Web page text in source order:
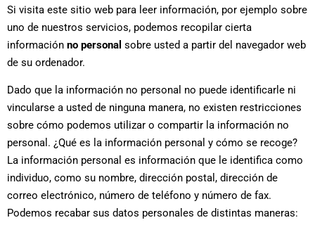
Si visita este sitio web para leer información, por ejemplo sobre
uno de nuestros servicios, podemos recopilar cierta
información no personal sobre usted a partir del navegador web
de su ordenador.
Dado que la información no personal no puede identificarle ni
vincularse a usted de ninguna manera, no existen restricciones
sobre cómo podemos utilizar o compartir la información no
personal. ¿Qué es la información personal y cómo se recoge?
La información personal es información que le identifica como
individuo, como su nombre, dirección postal, dirección de
correo electrónico, número de teléfono y número de fax.
Podemos recabar sus datos personales de distintas maneras: